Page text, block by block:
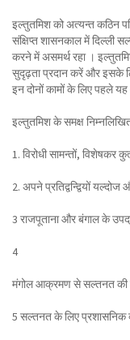
इल्तुतमिश को अत्यन्त कठिन
संक्षिप्त शासनकाल में दिल्ली
करने में असमर्थ रहा ।
सुदृढ़ता प्रदान करें और इसके
इन दोनों कामों के लिए पहले
इल्तुतमिश के समक्ष
1. विरोधी सामन्तों, विशेषकर
2. अपने प्रतिद्वन्द्वियों
3 राजपूताना और बंगाल के
4
मंगोल आक्रमण से सल्तनत की
5 सल्तनत के लिए प्रशासनिक